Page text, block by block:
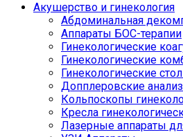
Акушерство и гинекология
Абдоминальная
Аппараты БОС-терапии
Гинекологические
Гинекологические
Гинекологические
Допплеровские
Кольпоскопы
Кресла
Лазерные аппараты